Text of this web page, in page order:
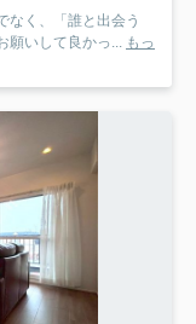
なく、「誰と出会う
願いして良かっ... もっ